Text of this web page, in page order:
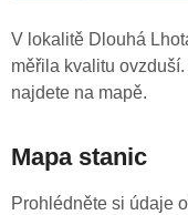
V lokalitě Dlouhá
měřila kvalitu
najdete na mapě.
Mapa stanic
Prohlédněte si údaje